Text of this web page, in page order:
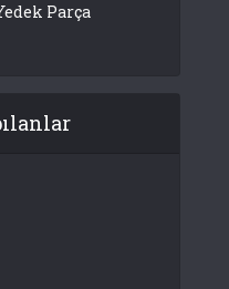
Parça